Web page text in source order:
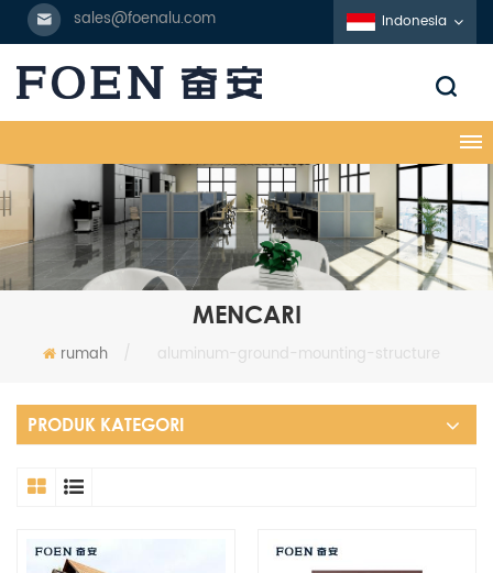
sales@foenalu.com Indonesia
MENCARI
rumah / aluminum-ground-mounting-structure
PRODUK KATEGORI